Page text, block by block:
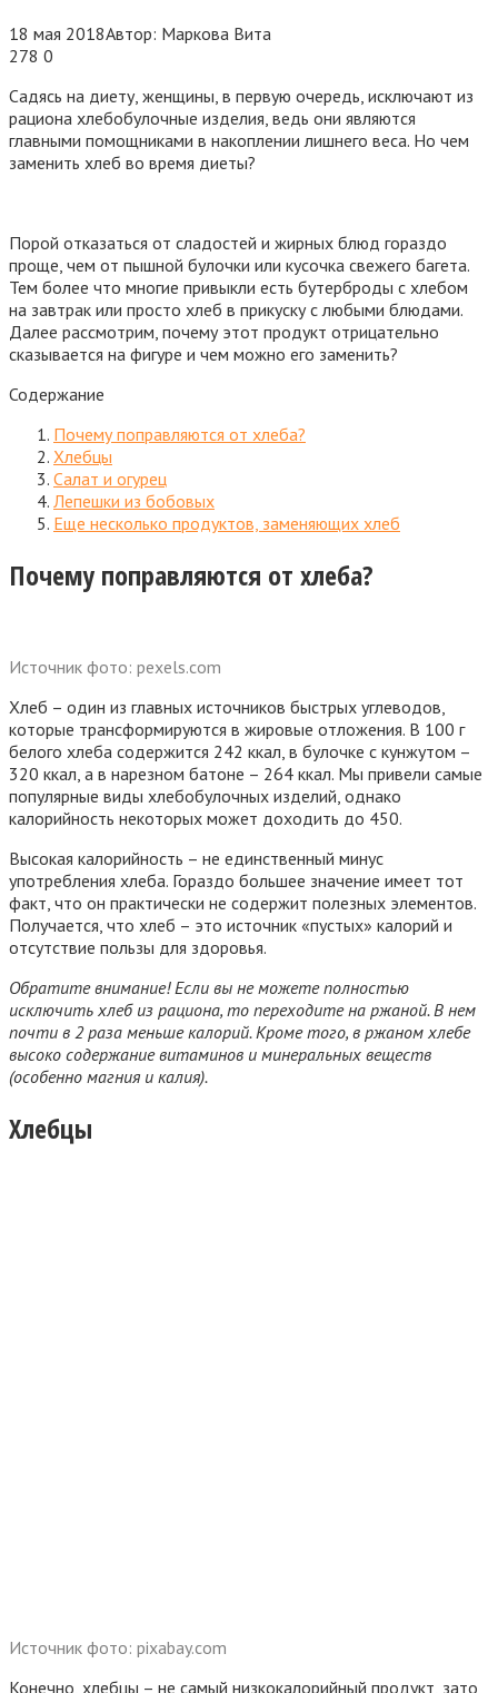
18 мая 2018Автор: Маркова Вита
278 0
Садясь на диету, женщины, в первую очередь, исключают из
рациона хлебобулочные изделия, ведь они являются
главными помощниками в накоплении лишнего веса. Но чем
заменить хлеб во время диеты?
Порой отказаться от сладостей и жирных блюд гораздо
проще, чем от пышной булочки или кусочка свежего багета.
Тем более что многие привыкли есть бутерброды с хлебом
на завтрак или просто хлеб в прикуску с любыми блюдами.
Далее рассмотрим, почему этот продукт отрицательно
сказывается на фигуре и чем можно его заменить?
Содержание
Почему поправляются от хлеба?
Хлебцы
Салат и огурец
Лепешки из бобовых
Еще несколько продуктов, заменяющих хлеб
Почему поправляются от хлеба?
Источник фото: pexels.com
Хлеб – один из главных источников быстрых углеводов,
которые трансформируются в жировые отложения. В 100 г
белого хлеба содержится 242 ккал, в булочке с кунжутом –
320 ккал, а в нарезном батоне – 264 ккал. Мы привели самые
популярные виды хлебобулочных изделий, однако
калорийность некоторых может доходить до 450.
Высокая калорийность – не единственный минус
употребления хлеба. Гораздо большее значение имеет тот
факт, что он практически не содержит полезных элементов.
Получается, что хлеб – это источник «пустых» калорий и
отсутствие пользы для здоровья.
Обратите внимание! Если вы не можете полностью
исключить хлеб из рациона, то переходите на ржаной. В нем
почти в 2 раза меньше калорий. Кроме того, в ржаном хлебе
высоко содержание витаминов и минеральных веществ
(особенно магния и калия).
Хлебцы
Источник фото: pixabay.com
Конечно, хлебцы – не самый низкокалорийный продукт, зато